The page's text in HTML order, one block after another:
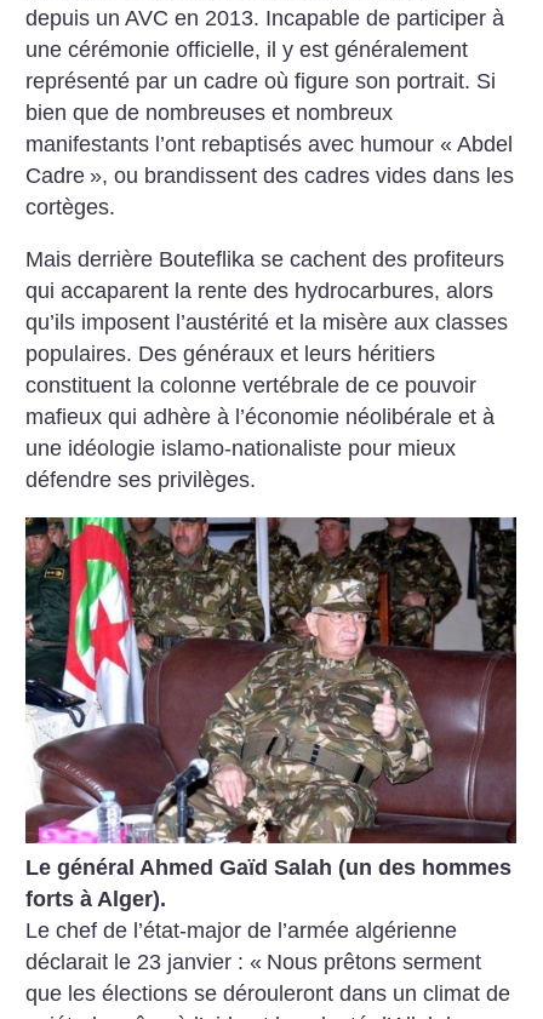
depuis un AVC en 2013. Incapable de participer à
une cérémonie officielle, il y est généralement
représenté par un cadre où figure son portrait. Si
bien que de nombreuses et nombreux
manifestants l’ont rebaptisés avec humour « Abdel
Cadre », ou brandissent des cadres vides dans les
cortèges.
Mais derrière Bouteflika se cachent des profiteurs
qui accaparent la rente des hydrocarbures, alors
qu’ils imposent l’austérité et la misère aux classes
populaires. Des généraux et leurs héritiers
constituent la colonne vertébrale de ce pouvoir
mafieux qui adhère à l’économie néolibérale et à
une idéologie islamo-nationaliste pour mieux
défendre ses privilèges.
Le général Ahmed Gaïd Salah (un des hommes
forts à Alger).
Le chef de l’état-major de l’armée algérienne
déclarait le 23 janvier : « Nous prêtons serment
que les élections se dérouleront dans un climat de